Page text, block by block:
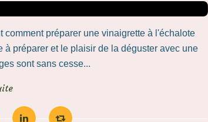
préparer une vinaigrette à l'échalote
préparer et le plaisir de la déguster avec une
sont sans cesse...